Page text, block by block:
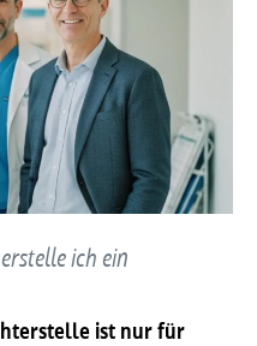
ich ein
ist nur für